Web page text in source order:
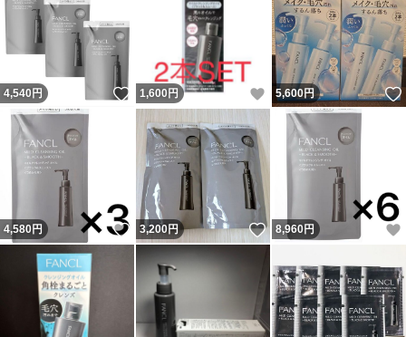
4,540 円 いいね！
1,600 円 いいね！
5,600円
4,580円 いいね！
3,200円 いいね！
8,960円